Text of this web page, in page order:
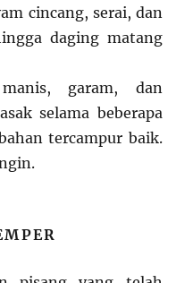
cincang, serai, dan
daging matang
garam, dan
selama beberapa
tercampur baik.